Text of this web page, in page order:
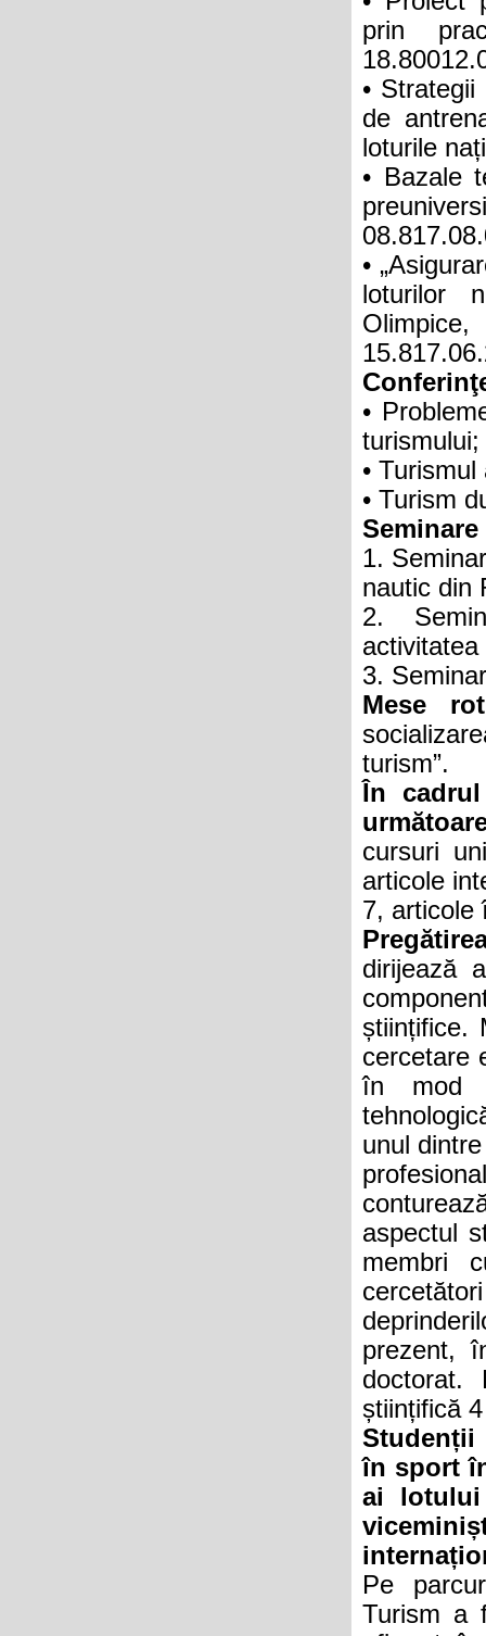
prin
•
de
loturile
• Bazale
•
loturilor
•
turismului;
•
• Turism
1.
nautic din
2.
activitatea
3.
Mese
turism”.
În
cursuri
articole
7, articole
dirijează
științifice.
cercetare
în mod
unul
aspectul
membri
prezent,
doctorat.
științifică
Studenții
în sport
ai lotului
Pe
Turism a